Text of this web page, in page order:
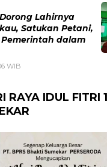
Lahirnya
Satukan Petani,
dalam
WIB
RAYA IDUL FITRI